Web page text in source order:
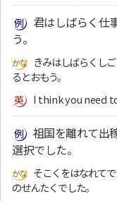
君はしばらく仕
う。
きみはしばらくし
るとおもう。
I think you need
祖国を離れて出
選択でした。
そこくをはなれて
のせんたくでした。